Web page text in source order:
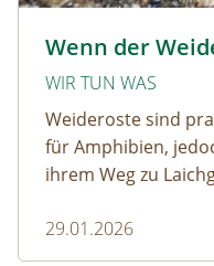
Wenn der
WIR TUN WAS
Weideroste sind
für Amphibien,
ihrem Weg zu
29.01.2026